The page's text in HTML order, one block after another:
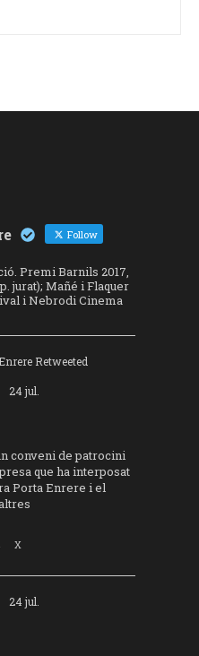
Follow
Premi Barnils 2017,
jurat); Mañé i Flaquer
i Nebrodi Cinema
Retweeted
24 jul.
conveni de patrocini
que ha interposat
Porta Enrere i el
X
24 jul.